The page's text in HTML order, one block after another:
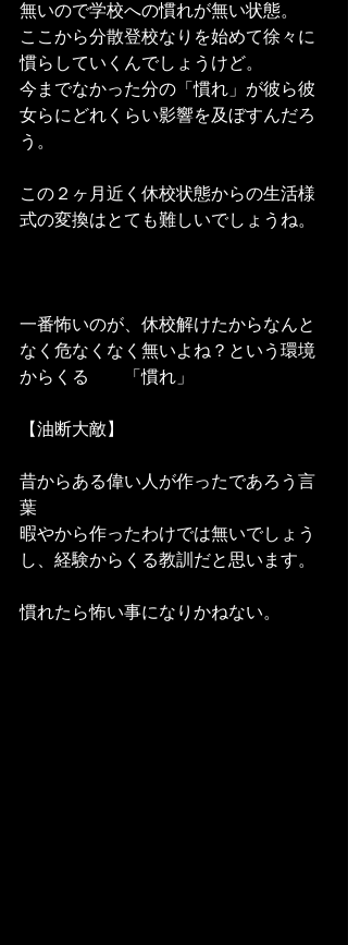
無いので学校への慣れが無い状態。
ここから分散登校なりを始めて徐々に
慣らしていくんでしょうけど。
今までなかった分の「慣れ」が彼ら彼
女らにどれくらい影響を及ぼすんだろ
う。
この２ヶ月近く休校状態からの生活様
式の変換はとても難しいでしょうね。
一番怖いのが、休校解けたからなんと
なく危なくなく無いよね？という環境
からくる　　「慣れ」
【油断大敵】
昔からある偉い人が作ったであろう言
葉
暇やから作ったわけでは無いでしょう
し、経験からくる教訓だと思います。
慣れたら怖い事になりかねない。